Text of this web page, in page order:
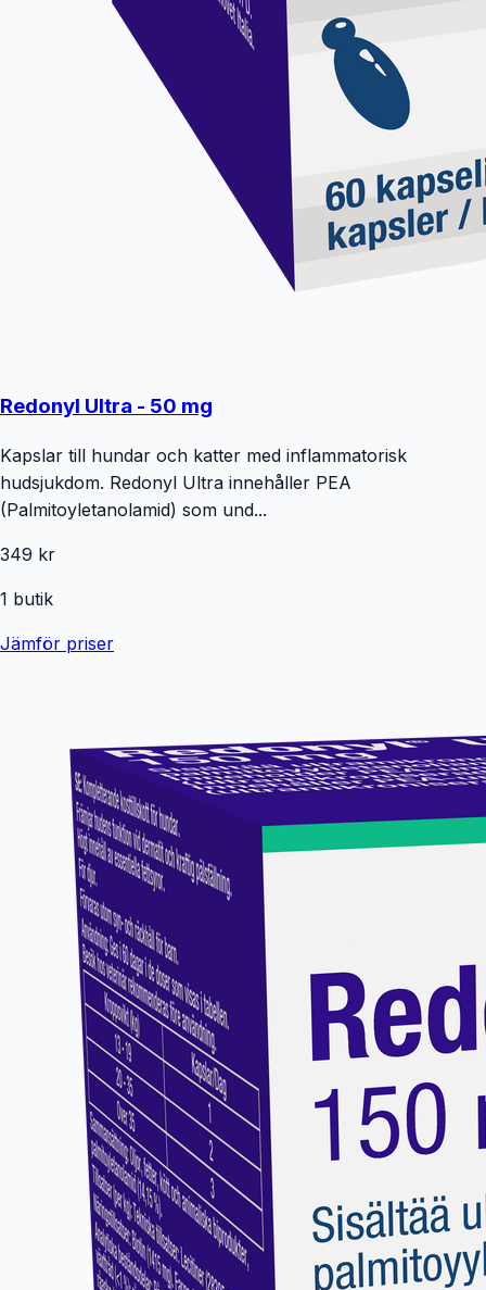
Redonyl Ultra - 50 mg
Kapslar till hundar och katter med inflammatorisk
hudsjukdom. Redonyl Ultra innehåller PEA
(Palmitoyletanolamid) som und...
349 kr
1 butik
Jämför priser